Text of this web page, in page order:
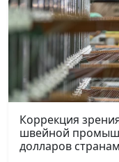
Коррекция
швейной
долларов